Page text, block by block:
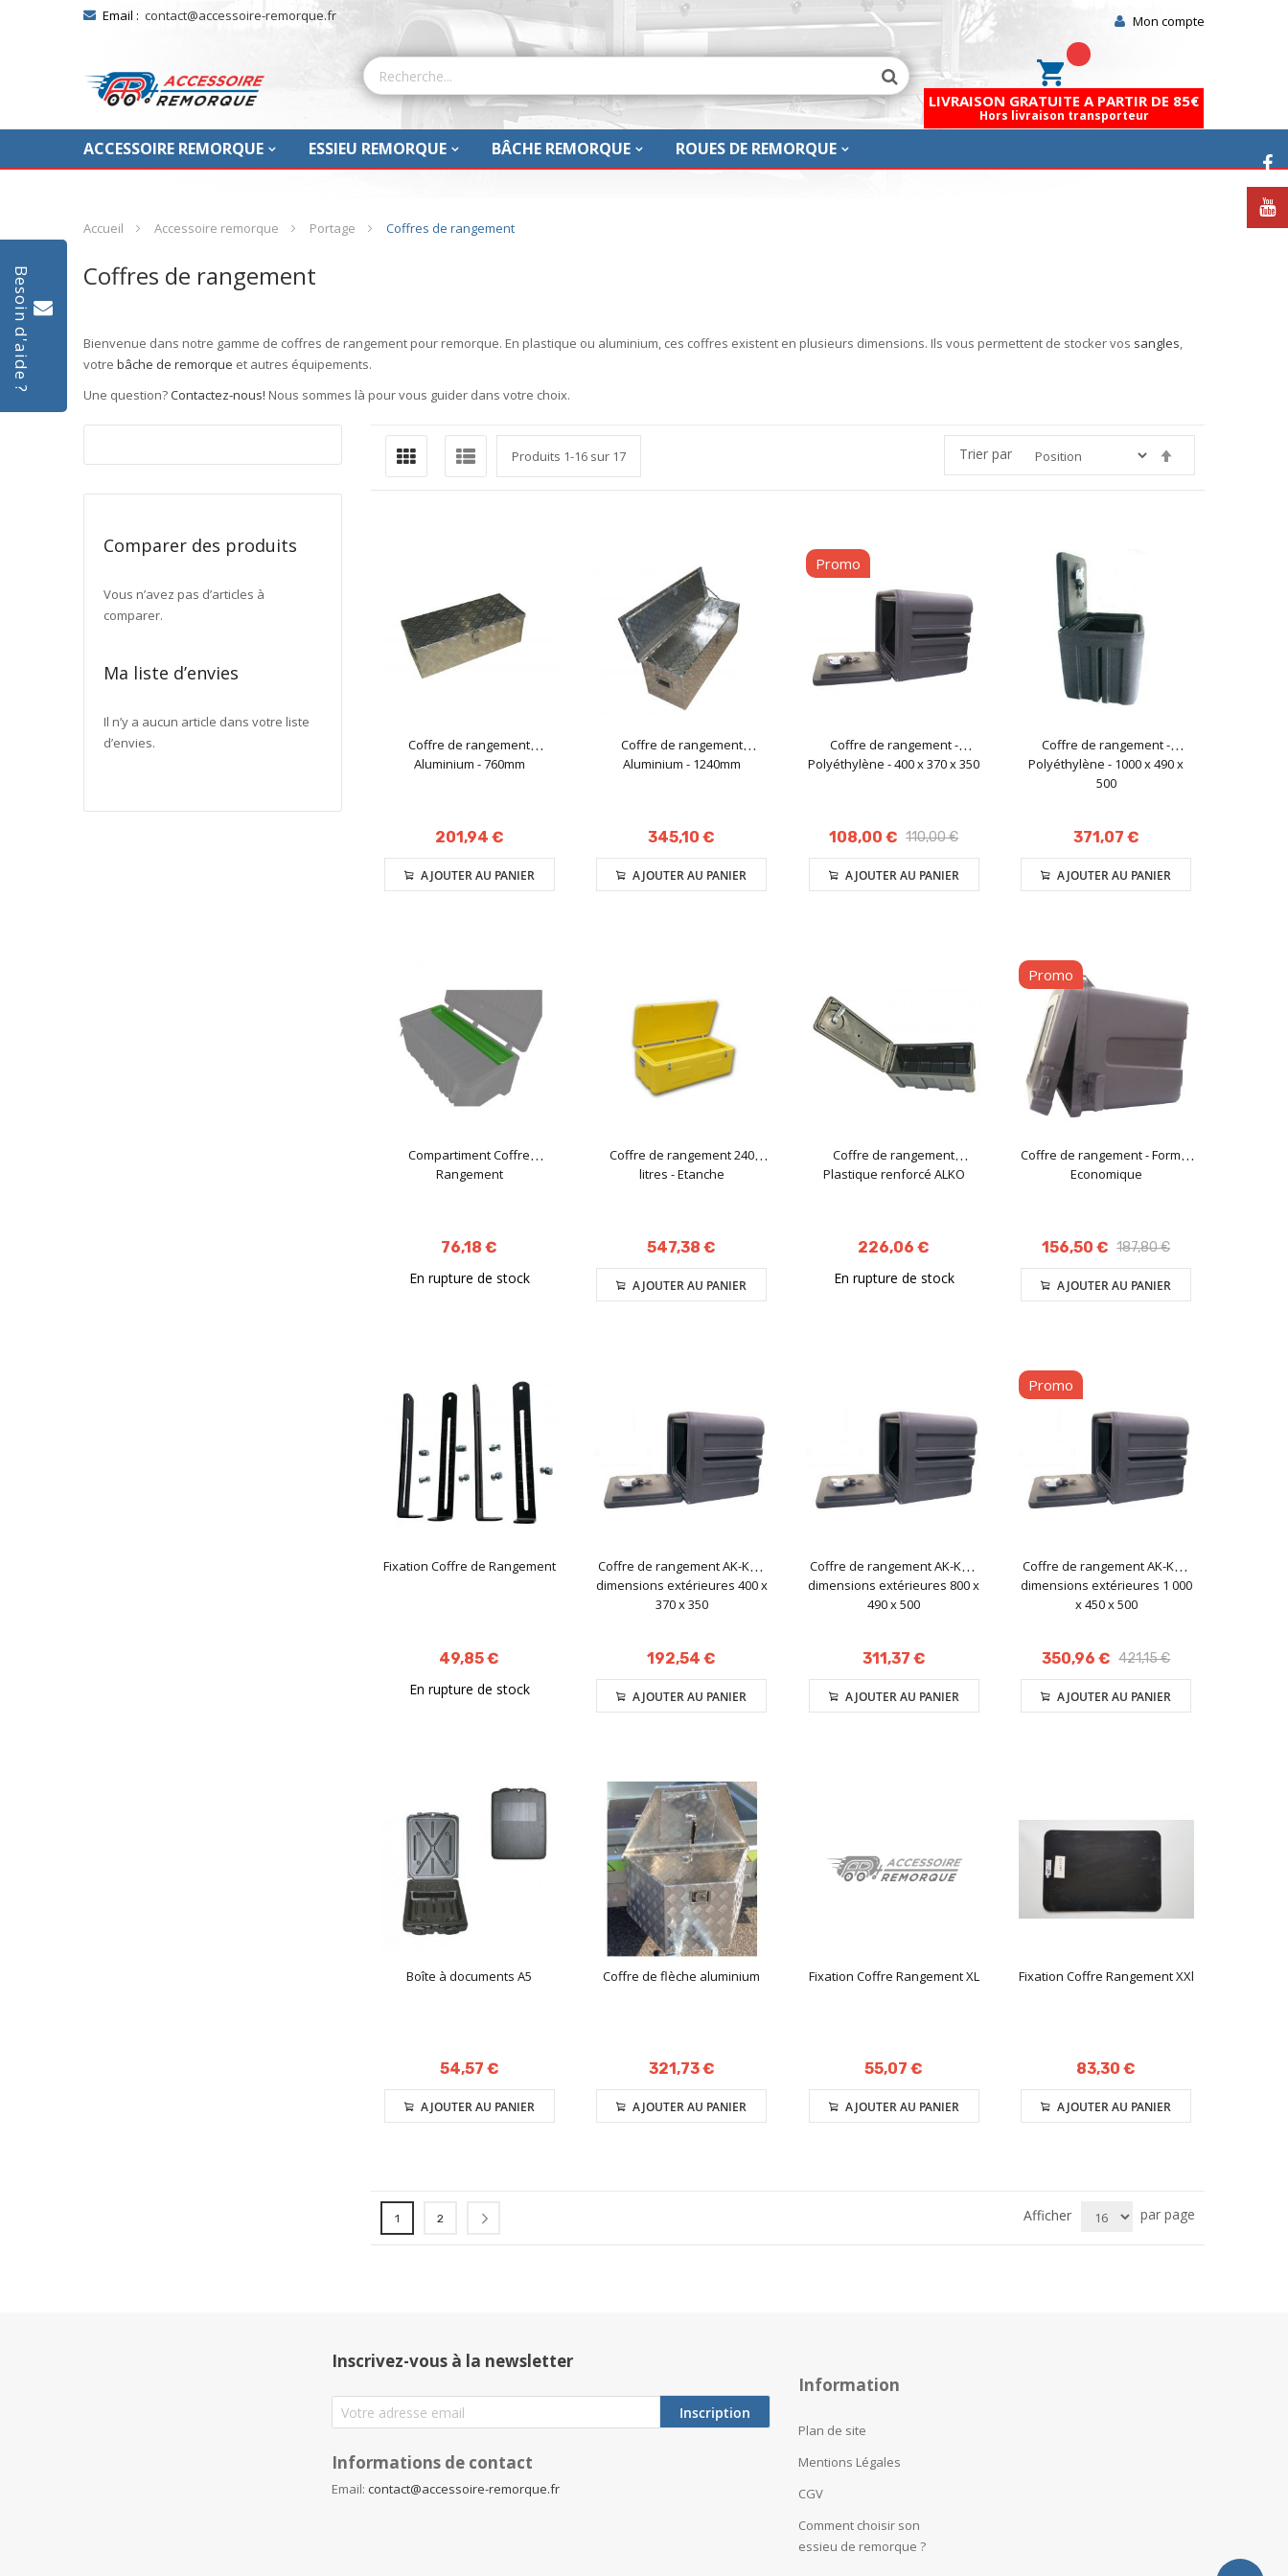
Besoin d'aide ?
Email : contact@accessoire-remorque.fr Mon compte
Mon panier
LIVRAISON GRATUITE A PARTIR DE 85€
Hors livraison transporteur
ACCESSOIRE REMORQUE ESSIEU REMORQUE BÂCHE REMORQUE ROUES DE REMORQUE
Accueil Accessoire remorque Portage Coffres de rangement
Coffres de rangement
Bienvenue dans notre gamme de coffres de rangement pour remorque. En plastique ou aluminium, ces coffres existent en plusieurs dimensions. Ils vous permettent de stocker vos sangles,
votre bâche de remorque et autres équipements.
Une question?Contactez-nous! Nous sommes là pour vous guider dans votre choix.
Comparer des produits
Vous n’avez pas d’articles à
comparer.
Ma liste d’envies
Il n’y a aucun article dans votre liste
d’envies.
AfficherGrilleListe
Produits 1-16 sur 17 Trier par
ordre
Coffre de rangement
Aluminium - 760mm
201,94 €
AJOUTER AU PANIER
Coffre de rangement
Aluminium - 1240mm
345,10 €
AJOUTER AU PANIER
Promo
Coffre de rangement -
Polyéthylène - 400 x 370 x 350
108,00 € 110,00 €
AJOUTER AU PANIER
Coffre de rangement -
Polyéthylène - 1000 x 490 x
500
371,07 €
AJOUTER AU PANIER
Compartiment Coffre
Rangement
76,18 €
En rupture de stock
Coffre de rangement 240
litres - Etanche
547,38 €
AJOUTER AU PANIER
Coffre de rangement
Plastique renforcé ALKO
226,06 €
En rupture de stock
Promo
Coffre de rangement - Format
Economique
156,50 € 187,80 €
AJOUTER AU PANIER
Fixation Coffre de Rangement
49,85 €
En rupture de stock
Coffre de rangement AK-KO -
dimensions extérieures 400 x
370 x 350
192,54 €
AJOUTER AU PANIER
Coffre de rangement AK-KO -
dimensions extérieures 800 x
490 x 500
311,37 €
AJOUTER AU PANIER
Promo
Coffre de rangement AK-KO -
dimensions extérieures 1 000
x 450 x 500
350,96 € 421,15 €
AJOUTER AU PANIER
Boîte à documents A5
54,57 €
AJOUTER AU PANIER
Coffre de flèche aluminium
321,73 €
AJOUTER AU PANIER
Fixation Coffre Rangement XL
55,07 €
AJOUTER AU PANIER
Fixation Coffre Rangement XXl
83,30 €
AJOUTER AU PANIER
Page
1 2 Afficher par page
Inscrivez-vous à la newsletter
Inscription
Informations de contact
Email: contact@accessoire-remorque.fr
Information
Plan de site
Mentions Légales
CGV
Comment choisir son
essieu de remorque ?